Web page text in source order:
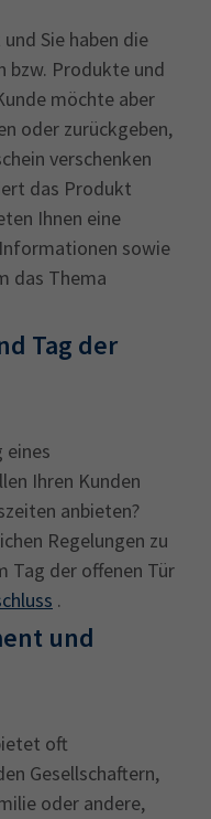
Sie haben die
bzw. Produkte und
möchte aber
oder zurückgeben,
verschenken
das Produkt
Ihnen eine
sowie
das Thema
Tag der
eines
Ihren Kunden
anbieten?
Regelungen zu
Tag der offenen Tür
.
und
oft
Gesellschaftern,
oder andere,